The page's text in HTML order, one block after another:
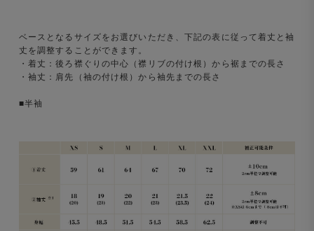
ベースとなるサイズをお選びいただき、下記の表に従って着丈と袖
丈を調整することができます。
・着丈：後ろ襟ぐりの中心（襟リブの付け根）から裾までの長さ
・袖丈：肩先（袖の付け根）から袖先までの長さ
■半袖